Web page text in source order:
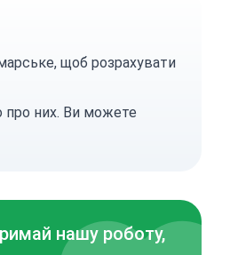
щоб розрахувати
про них. Ви можете
нашу роботу,